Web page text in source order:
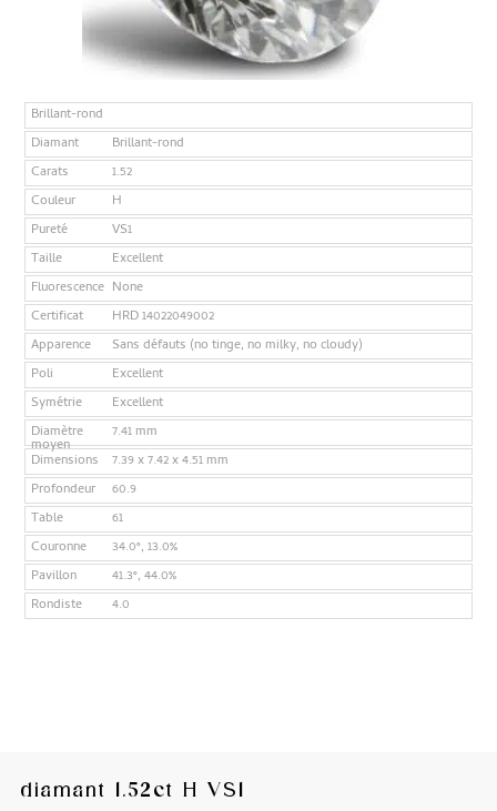
Brillant-rond
Diamant
Brillant-rond
Carats
1.52
Couleur
H
Pureté
VS1
Taille
Excellent
Fluorescence None
Certificat
HRD 14022049002
Apparence
Sans défauts (no tinge, no milky, no cloudy)
Poli
Excellent
Symétrie
Excellent
Diamètre
moyen
7.41 mm
Dimensions
7.39 x 7.42 x 4.51 mm
Profondeur
60.9
Table
61
Couronne
34.0°, 13.0%
Pavillon
41.3°, 44.0%
Rondiste
4.0
diamant 1.52ct H VS1